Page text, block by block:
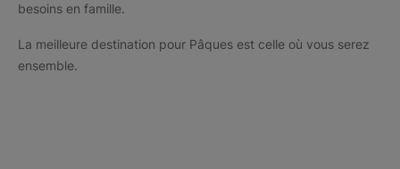
besoins en famille.
La meilleure destination pour Pâques est celle où vous serez
ensemble.